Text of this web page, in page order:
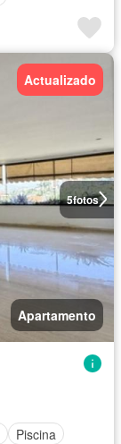
5fotos
Actualizado
Apartamento
Piscina